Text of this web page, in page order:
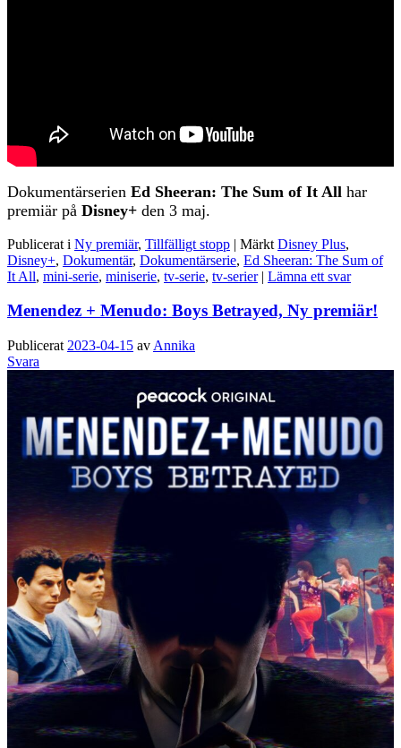
Dokumentärserien Ed Sheeran: The Sum of It All har
premiär på Disney+ den 3 maj.
Publicerat i Ny premiär, Tillfälligt stopp | Märkt Disney Plus,
Disney+, Dokumentär, Dokumentärserie, Ed Sheeran: The Sum of
It All, mini-serie, miniserie, tv-serie, tv-serier | Lämna ett svar
Menendez + Menudo: Boys Betrayed, Ny premiär!
Publicerat 2023-04-15 av Annika
Svara